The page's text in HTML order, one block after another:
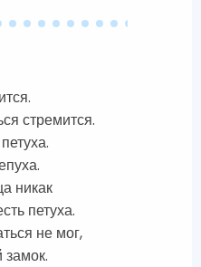
стремится.
никак
петуха.
не мог,
замок.